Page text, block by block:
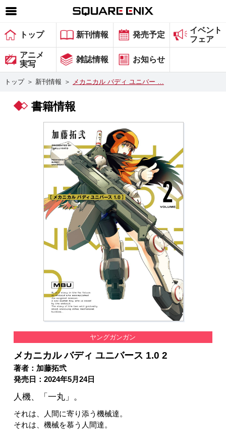
SQUARE ENIX 公式サイトメニュー
ゲーム
マガジン＆ブックス
グッズ
会社情報 採用情報
スクウェア・エニックス サイト内検索
トップ 新刊情報 発売予定
イベント
フェア
アニメ
実写
雑誌情報 お知らせ
トップ ＞ 新刊情報 ＞ メカニカル バディ ユニバー …
書籍情報
ヤングガンガン
メカニカル バディ ユニバース 1.0 2
著者：加藤拓弐
発売日：2024年5月24日
人機、「一丸」。
それは、人間に寄り添う機械達。
それは、機械を慕う人間達。